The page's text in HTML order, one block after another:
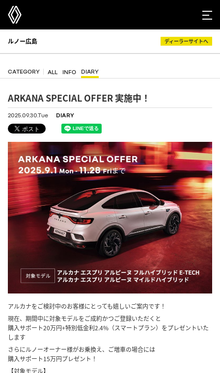
ルノー広島 ディーラーサイトへ
CATEGORY ALL INFO DIARY
ARKANA SPECIAL OFFER 実施中！
2025.09.30.Tue DIARY
アルカナをご検討中のお客様にとっても嬉しいご案内です！
現在、期間中に対象モデルをご成約かつご登録いただくと
購入サポート20万円+特別低金利2.4%（スマートプラン）をプレゼントいた
します
さらにルノーオーナー様がお乗換え、ご増車の場合には
購入サポート15万円プレゼント！
【対象モデル】